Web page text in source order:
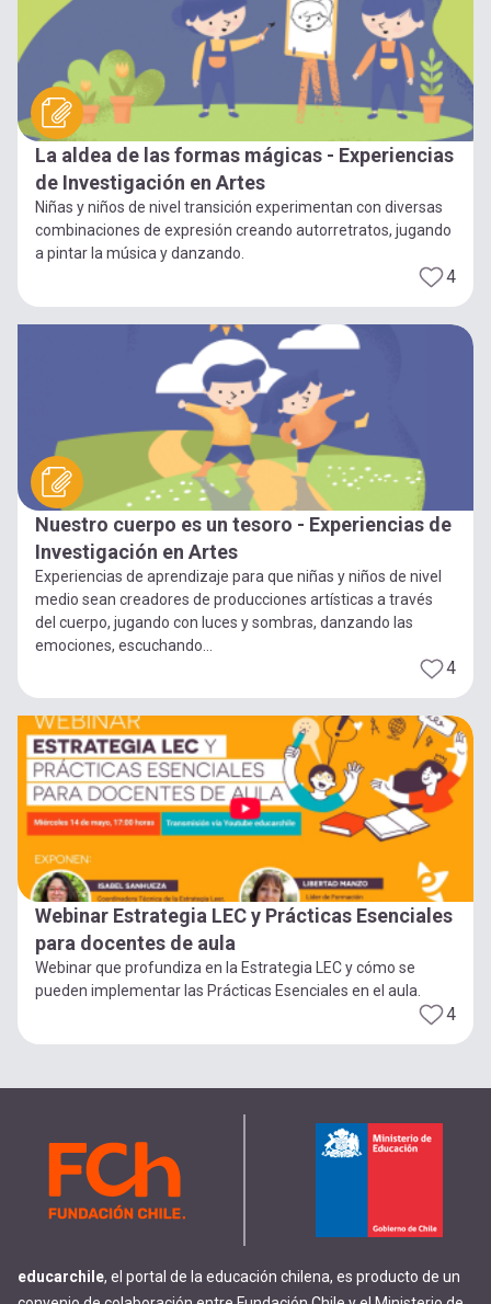
La aldea de las formas mágicas - Experiencias
de Investigación en Artes
Niñas y niños de nivel transición experimentan con diversas
combinaciones de expresión creando autorretratos, jugando
a pintar la música y danzando.
4
Nuestro cuerpo es un tesoro - Experiencias de
Investigación en Artes
Experiencias de aprendizaje para que niñas y niños de nivel
medio sean creadores de producciones artísticas a través
del cuerpo, jugando con luces y sombras, danzando las
emociones, escuchando...
4
Webinar Estrategia LEC y Prácticas Esenciales
para docentes de aula
Webinar que profundiza en la Estrategia LEC y cómo se
pueden implementar las Prácticas Esenciales en el aula.
4
educarchile, el portal de la educación chilena, es producto de un